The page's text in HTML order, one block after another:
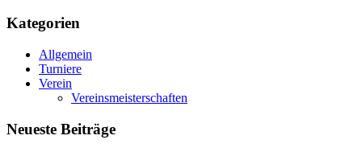
Kategorien
Allgemein
Turniere
Verein
Vereinsmeisterschaften
Neueste Beiträge